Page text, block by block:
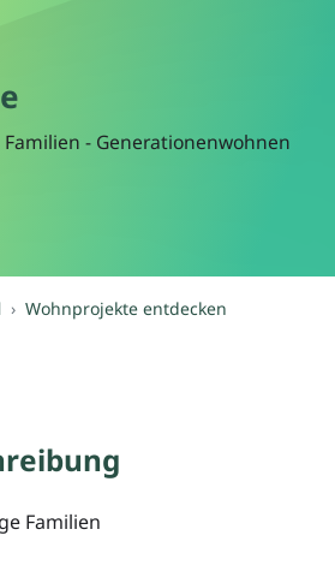
- Generationenwohnen
Wohnprojekte entdecken
Familien